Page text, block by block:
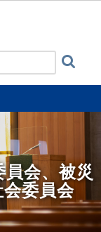
員会、被災
委員会